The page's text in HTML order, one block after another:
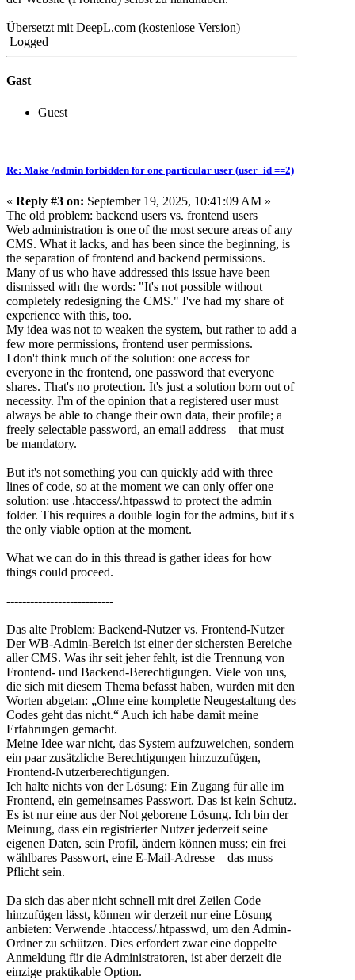
Übersetzt mit DeepL.com (kostenlose Version)
Logged
Gast
Guest
Re: Make /admin forbidden for one particular user (user_id ==2)
« Reply #3 on: September 19, 2025, 10:41:09 AM »
The old problem: backend users vs. frontend users
Web administration is one of the most secure areas of any
CMS. What it lacks, and has been since the beginning, is
the separation of frontend and backend permissions.
Many of us who have addressed this issue have been
dismissed with the words: "It's not possible without
completely redesigning the CMS." I've had my share of
experience with this, too.
My idea was not to weaken the system, but rather to add a
few more permissions, frontend user permissions.
I don't think much of the solution: one access for
everyone in the frontend, one password that everyone
shares. That's no protection. It's just a solution born out of
necessity. I'm of the opinion that a registered user must
always be able to change their own data, their profile; a
freely selectable password, an email address—that must
be mandatory.
But it's not something you can quickly add with three
lines of code, so at the moment we can only offer one
solution: use .htaccess/.htpasswd to protect the admin
folder. This requires a double login for the admins, but it's
the only viable option at the moment.
What we can do in this thread is gather ideas for how
things could proceed.
---------------------------
Das alte Problem: Backend-Nutzer vs. Frontend-Nutzer
Der WB-Admin-Bereich ist einer der sichersten Bereiche
aller CMS. Was ihr seit jeher fehlt, ist die Trennung von
Frontend- und Backend-Berechtigungen. Viele von uns,
die sich mit diesem Thema befasst haben, wurden mit den
Worten abgetan: „Ohne eine komplette Neugestaltung des
Codes geht das nicht.“ Auch ich habe damit meine
Erfahrungen gemacht.
Meine Idee war nicht, das System aufzuweichen, sondern
ein paar zusätzliche Berechtigungen hinzuzufügen,
Frontend-Nutzerberechtigungen.
Ich halte nichts von der Lösung: Ein Zugang für alle im
Frontend, ein gemeinsames Passwort. Das ist kein Schutz.
Es ist nur eine aus der Not geborene Lösung. Ich bin der
Meinung, dass ein registrierter Nutzer jederzeit seine
eigenen Daten, sein Profil, ändern können muss; ein frei
wählbares Passwort, eine E-Mail-Adresse – das muss
Pflicht sein.
Da sich das aber nicht schnell mit drei Zeilen Code
hinzufügen lässt, können wir derzeit nur eine Lösung
anbieten: Verwende .htaccess/.htpasswd, um den Admin-
Ordner zu schützen. Dies erfordert zwar eine doppelte
Anmeldung für die Administratoren, ist aber derzeit die
einzige praktikable Option.